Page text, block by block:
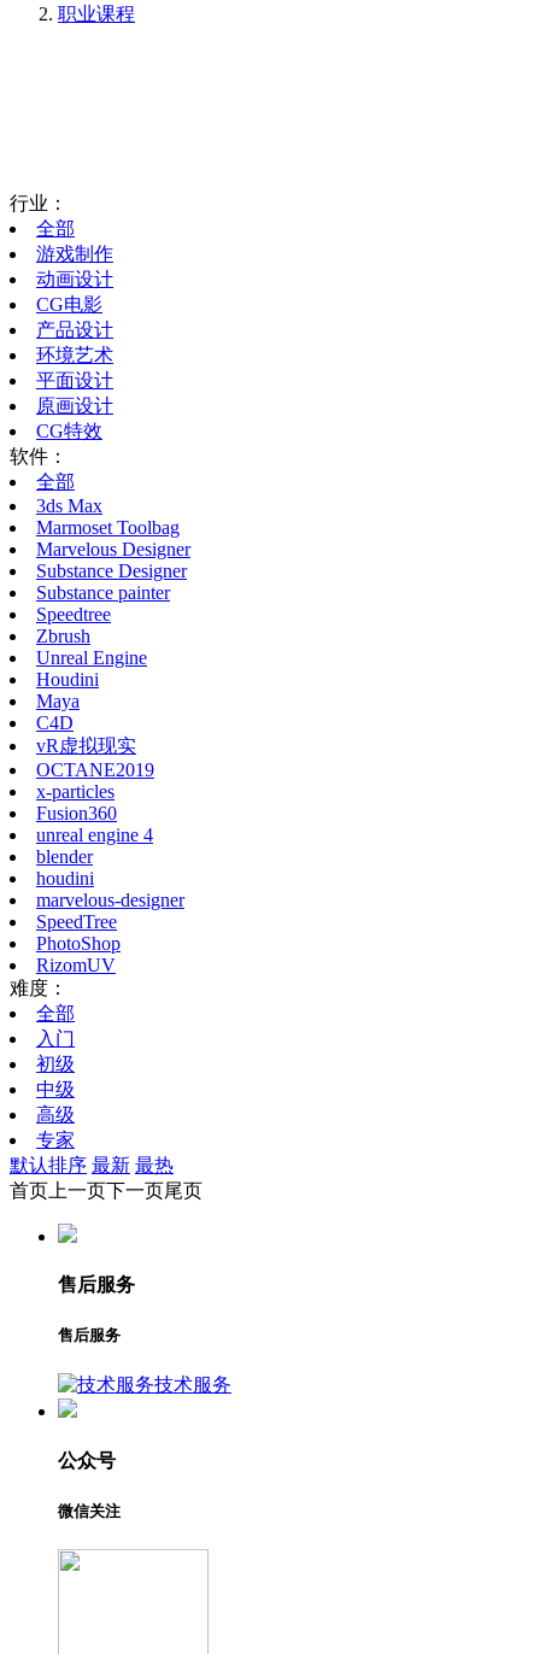
职业课程
行业：
全部
游戏制作
动画设计
CG电影
产品设计
环境艺术
平面设计
原画设计
CG特效
软件：
全部
3ds Max
Marmoset Toolbag
Marvelous Designer
Substance Designer
Substance painter
Speedtree
Zbrush
Unreal Engine
Houdini
Maya
C4D
vR虚拟现实
OCTANE2019
x-particles
Fusion360
unreal engine 4
blender
houdini
marvelous-designer
SpeedTree
PhotoShop
RizomUV
难度：
全部
入门
初级
中级
高级
专家
默认排序 最新 最热
首页 上一页下一页尾页
售后服务
售后服务
技术服务
公众号
微信关注